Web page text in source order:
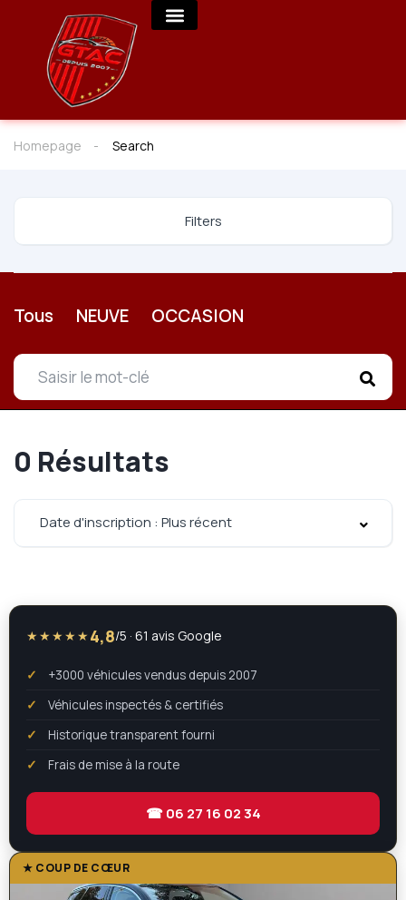
Homepage Search
Filters
Tous NEUVE OCCASION
0 Résultats
Date d'inscription : Plus récent
★★★★★ 4,8/5 · 61 avis Google
+3000 véhicules vendus depuis 2007
Véhicules inspectés & certifiés
Historique transparent fourni
Frais de mise à la route
☎ 06 27 16 02 34
★ COUP DE CŒUR